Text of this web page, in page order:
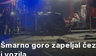
goro zapeljal čez